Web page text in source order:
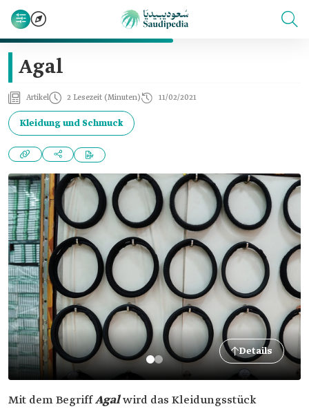
Agal
Artikel 2 Lesezeit (Minuten) 11/02/2021
Kleidung und Schmuck
Details
Mit dem BegriffAgalwird das Kleidungsstück